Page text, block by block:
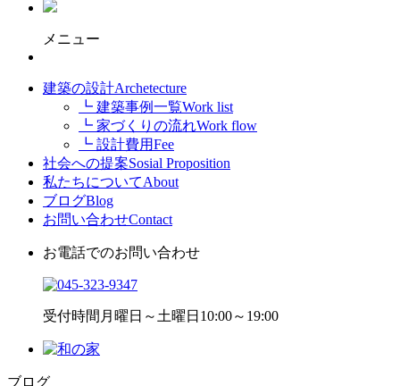
メニュー
建築の設計Archetecture
┗ 建築事例一覧Work list
┗ 家づくりの流れWork flow
┗ 設計費用Fee
社会への提案Sosial Proposition
私たちについてAbout
ブログBlog
お問い合わせContact
お電話でのお問い合わせ
受付時間 月曜日～土曜日10:00～19:00
ブログ